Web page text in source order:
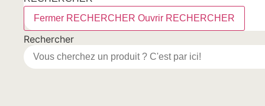
Fermer RECHERCHER Ouvrir RECHERCHER
Rechercher